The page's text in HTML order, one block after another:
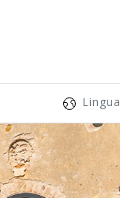
Lingua